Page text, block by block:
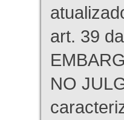
art. 39
NO